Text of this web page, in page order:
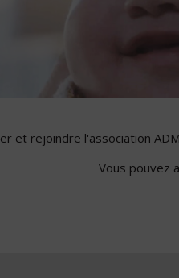
et rejoindre l'association
Vous pouvez